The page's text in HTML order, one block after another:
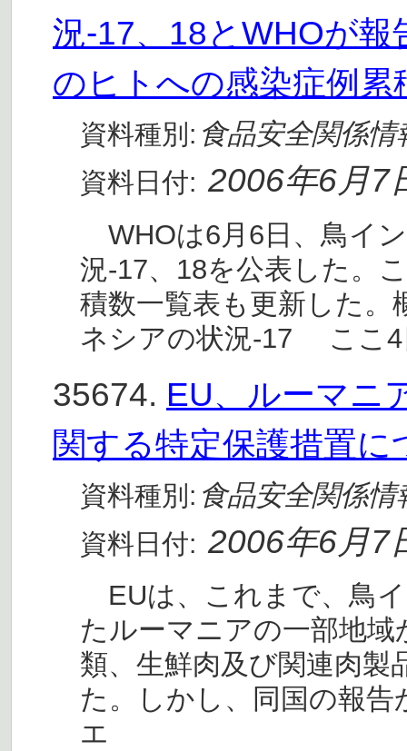
況-17、18とWHOが
のヒトへの感染症例累
資料種別: 食品安全関係情
資料日付: 2006年6月7
WHOは6月6日、鳥イ
況-17、18を公表した。
積数一覧表も更新した
ネシアの状況-17 ここ4
35674. EU、ルーマニ
関する特定保護措置
資料種別: 食品安全関係情
資料日付: 2006年6月7
EUは、これまで、鳥
たルーマニアの一部地
類、生鮮肉及び関連肉製
た。しかし、同国の報
エ